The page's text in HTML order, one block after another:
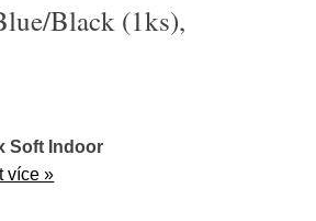
Black (1ks),
Soft Indoor
více »